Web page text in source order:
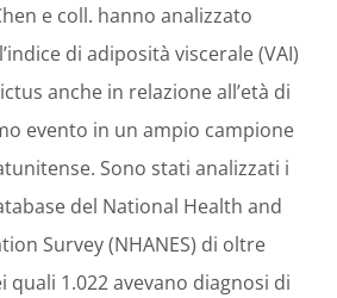
e coll. hanno analizzato
di adiposità viscerale (VAI)
anche in relazione all’età di
evento in un ampio campione
Sono stati analizzati i
del National Health and
Survey (NHANES) di oltre
quali 1.022 avevano diagnosi di